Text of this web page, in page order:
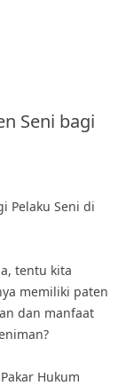
Seni bagi
Pelaku Seni di
tentu kita
memiliki paten
dan manfaat
Hukum